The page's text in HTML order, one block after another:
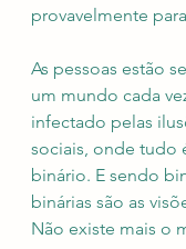
provavelmente
As pessoas estão
um mundo cada
infectado pelas
sociais, onde tudo
binário. E sendo
binárias são as
Não existe mais o